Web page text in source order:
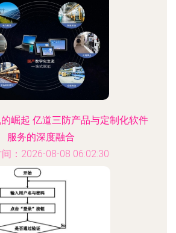
崛起 亿道三防产品与定制化软件
服务的深度融合
：2026-08-08 06:02:30